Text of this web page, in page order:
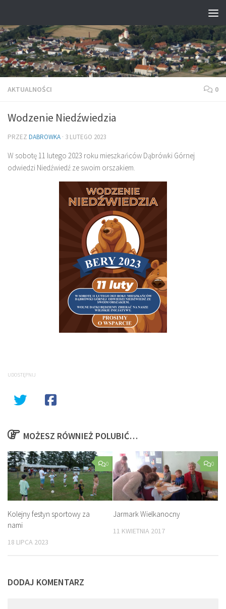
AKTUALNOŚCI 0
Wodzenie Niedźwiedzia
PRZEZ DABROWKA · 3 LUTEGO 2023
W sobotę 11 lutego 2023 roku mieszkańców Dąbrówki Górnej
odwiedzi Niedźwiedź ze swoim orszakiem.
UDOSTĘPNIJ
MOŻESZ RÓWNIEŻ POLUBIĆ…
0
Kolejny festyn sportowy za
nami
18 LIPCA 2023
0
Jarmark Wielkanocny
11 KWIETNIA 2017
DODAJ KOMENTARZ